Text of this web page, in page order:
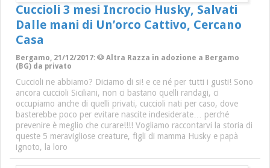
Cuccioli 3 mesi Incrocio Husky, Salvati
Dalle mani di Un’orco Cattivo, Cercano
Casa
Bergamo, 21/12/2017: 🐶 Altra Razza in adozione a Bergamo
(BG) da privato
Cuccioli ne abbiamo? Diciamo di si! e ce né per tutti i gusti! Sono
ancora cuccioli Siciliani, non ci bastano quelli randagi, ci
occupiamo anche di quelli privati, cuccioli nati per caso, dove
basterebbe poco per evitare nascite indesiderate… perché
prevenire è meglio che curare!!!! Vogliamo raccontarvi la storia di
queste 5 meravigliose creature, figli di mamma Husky e papà
ignoto, la loro